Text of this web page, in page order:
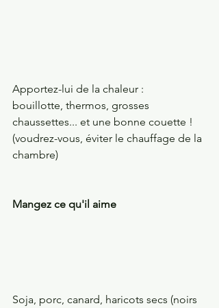
Apportez-lui de la chaleur :
bouillotte, thermos, grosses
chaussettes... et une bonne couette !
(voudrez-vous, éviter le chauffage de la
chambre)
Mangez ce qu'il aime
Soja, porc, canard, haricots secs (noirs